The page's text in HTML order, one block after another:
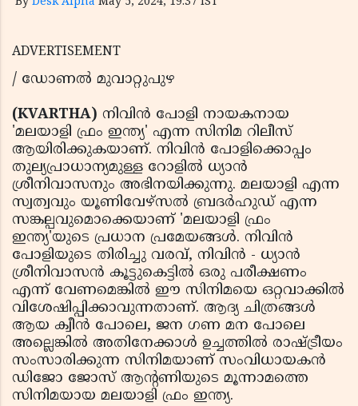
ADVERTISEMENT
/ ഡോണൽ മുവാറ്റുപുഴ
(KVARTHA) നിവിൻ പോളി നായകനായ
'മലയാളി ഫ്രം ഇന്ത്യ' എന്ന സിനിമ റിലീസ്
ആയിരിക്കുകയാണ്. നിവിൻ പോളിക്കൊപ്പം
തുല്യപ്രാധാന്യമുള്ള റോളിൽ ധ്യാൻ
ശ്രീനിവാസനും അഭിനയിക്കുന്നു. മലയാളി എന്ന
സ്വത്വവും യൂണിവേഴ്സൽ ബ്രദർഹുഡ് എന്ന
സങ്കല്പവുമൊക്കെയാണ് 'മലയാളി ഫ്രം
ഇന്ത്യ'യുടെ പ്രധാന പ്രമേയങ്ങൾ. നിവിൻ
പോളിയുടെ തിരിച്ചു വരവ്, നിവിൻ - ധ്യാൻ
ശ്രീനിവാസൻ കൂട്ടുകെട്ടിൽ ഒരു പരീക്ഷണം
എന്ന് വേണമെങ്കിൽ ഈ സിനിമയെ ഒറ്റവാക്കിൽ
വിശേഷിപ്പിക്കാവുന്നതാണ്. ആദ്യ ചിത്രങ്ങൾ
ആയ ക്വീൻ പോലെ, ജന ഗണ മന പോലെ
അല്ലെങ്കിൽ അതിനേക്കാൾ ഉച്ചത്തിൽ രാഷ്ട്രീയം
സംസാരിക്കുന്ന സിനിമയാണ് സംവിധായകൻ
ഡിജോ ജോസ് ആന്റണിയുടെ മൂന്നാമത്തെ
സിനിമയായ മലയാളി ഫ്രം ഇന്ത്യ.